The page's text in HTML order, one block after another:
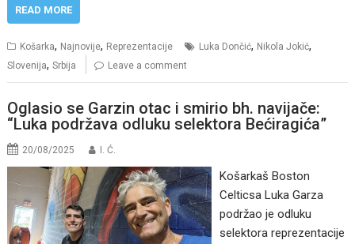
READ MORE
Košarka, Najnovije, Reprezentacije Luka Dončić, Nikola Jokić,
Slovenija,Srbija Leave a comment
Oglasio se Garzin otac i smirio bh. navijače:
“Luka podržava odluku selektora Bećiragića”
20/08/2025 I. Ć.
Košarkaš Boston
Celticsa Luka Garza
podržao je odluku
selektora reprezentacije